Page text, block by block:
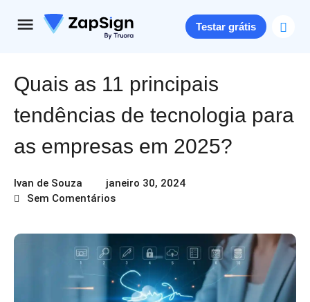
Testar grátis
Quais as 11 principais
tendências de tecnologia para
as empresas em 2025?
Ivan de Souza
janeiro 30, 2024
Sem Comentários